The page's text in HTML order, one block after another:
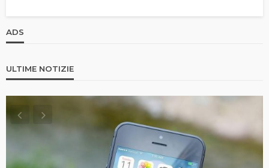
ADS
ULTIME NOTIZIE